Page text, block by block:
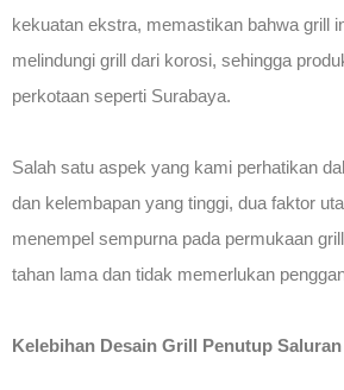
kekuatan ekstra, memastikan bahwa grill
melindungi grill dari korosi, sehingga
perkotaan seperti Surabaya.
Salah satu aspek yang kami perhatikan
dan kelembapan yang tinggi, dua faktor
menempel sempurna pada permukaan
tahan lama dan tidak memerlukan
Kelebihan Desain Grill Penutup Saluran